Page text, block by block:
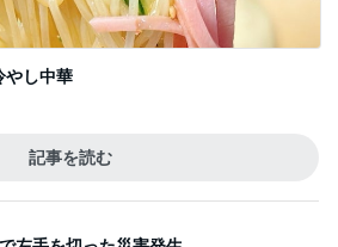
やし中華
記事を読む